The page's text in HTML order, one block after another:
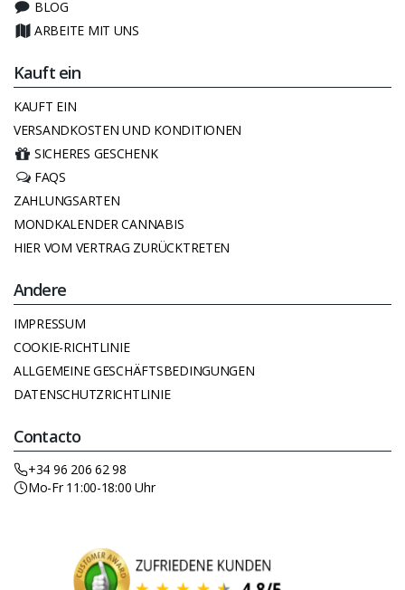
BLOG
ARBEITE MIT UNS
Kauft ein
KAUFT EIN
VERSANDKOSTEN UND KONDITIONEN
SICHERES GESCHENK
FAQS
ZAHLUNGSARTEN
MONDKALENDER CANNABIS
HIER VOM VERTRAG ZURÜCKTRETEN
Andere
IMPRESSUM
COOKIE-RICHTLINIE
ALLGEMEINE GESCHÄFTSBEDINGUNGEN
DATENSCHUTZRICHTLINIE
Contacto
+34 96 206 62 98
Mo-Fr 11:00-18:00 Uhr